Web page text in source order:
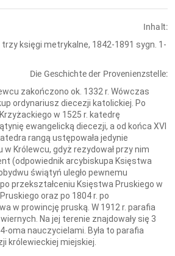
Inhalt:
księgi metrykalne, 1842-1891 sygn. 1-
Die Geschichte der Provenienzstelle:
zakończono ok. 1332 r. Wówczas
ordynariusz diecezji katolickiej. Po
w 1525 r. katedrę
ewangelicką diecezji, a od końca XVI
rangą ustępowała jedynie
w Królewcu, gdyż rezydował przy nim
(odpowiednik arcybiskupa Księstwa
świątyń uległo pewnemu
przekształceniu Księstwa Pruskiego w
oraz po 1804 r. po
w prowincję pruską. W 1912 r. parafia
Na jej terenie znajdowały się 3
oma nauczycielami. Była to parafia
królewieckiej miejskiej.